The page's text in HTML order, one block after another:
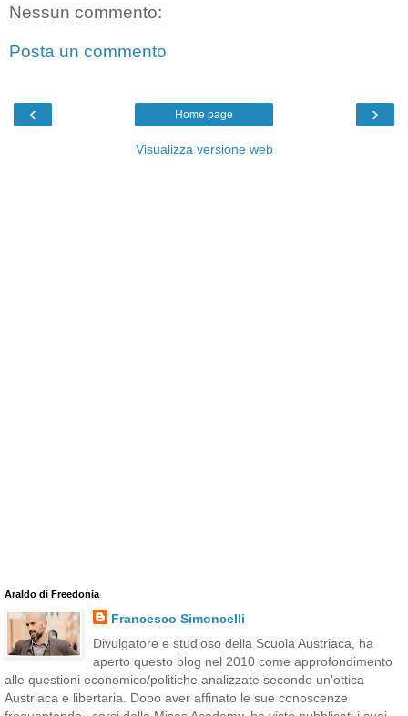
Nessun commento:
Posta un commento
‹ ›
Home page
Visualizza versione web
Araldo di Freedonia
Francesco Simoncelli
Divulgatore e studioso della Scuola Austriaca, ha
aperto questo blog nel 2010 come approfondimento
alle questioni economico/politiche analizzate secondo un'ottica
Austriaca e libertaria. Dopo aver affinato le sue conoscenze